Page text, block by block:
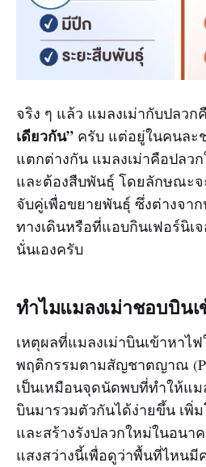
จริง ๆ แล้ว แมลงเม่ากับปลวก
เดียวกัน” ครับ แต่อยู่ในคนละ
แตกต่างกัน แมลงเม่าคือปลว
และต้องสืบพันธุ์ โดยลักษณะ
จับคู่เพื่อขยายพันธุ์ ซึ่งต่างจาก
ทางเดินหรือที่แอบกินเฟอร์นิเ
นั่นเองครับ
ทำไมแมลงเม่าชอบบิน
เหตุผลที่แมลงเม่าบินเข้าหาไฟ
พฤติกรรมตามสัญชาตญาณ
เป็นเหมือนจุดนัดพบที่ทำให้แม
บินมารวมตัวกันได้ง่ายขึ้น เพิ่
และสร้างรังปลวกใหม่ในอน
แสงสว่างนี้เพื่อดูว่าพื้นที่ไหน